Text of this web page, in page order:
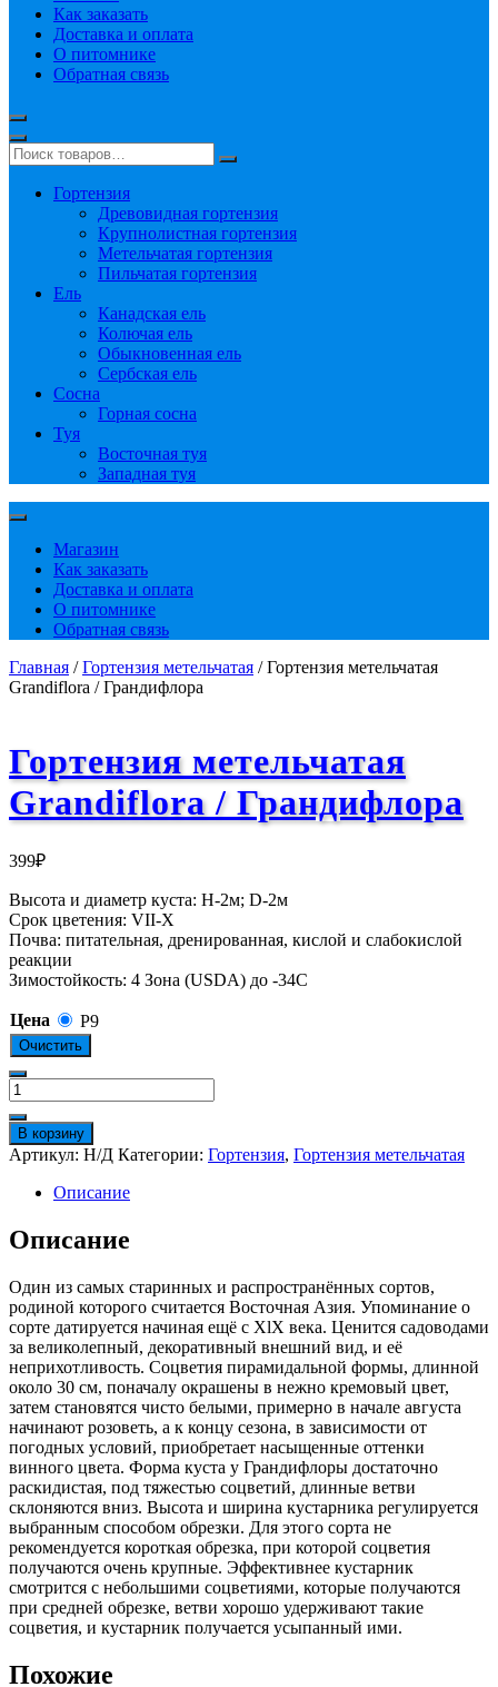
Как заказать
Доставка и оплата
О питомнике
Обратная связь
Гортензия
Древовидная гортензия
Крупнолистная гортензия
Метельчатая гортензия
Пильчатая гортензия
Ель
Канадская ель
Колючая ель
Обыкновенная ель
Сербская ель
Сосна
Горная сосна
Туя
Восточная туя
Западная туя
Магазин
Как заказать
Доставка и оплата
О питомнике
Обратная связь
Главная /Гортензия метельчатая / Гортензия метельчатая
Grandiflora / Грандифлора
Гортензия метельчатая
Grandiflora / Грандифлора
399₽
Высота и диаметр куста: Н-2м; D-2м
Срок цветения: VII-X
Почва: питательная, дренированная, кислой и слабокислой
реакции
Зимостойкость: 4 Зона (USDA) до -34С
Цена Р9
Очистить
Количество
товара
Гортензия
метельчатая
Grandiflora
Грандифлора
В корзину
Артикул: Н/Д Категории: Гортензия, Гортензия метельчатая
Описание
Описание
Один из самых старинных и распространённых сортов,
родиной которого считается Восточная Азия. Упоминание о
сорте датируется начиная ещё с XlX века. Ценится садоводами
за великолепный, декоративный внешний вид, и её
неприхотливость. Соцветия пирамидальной формы, длинной
около 30 см, поначалу окрашены в нежно кремовый цвет,
затем становятся чисто белыми, примерно в начале августа
начинают розоветь, а к концу сезона, в зависимости от
погодных условий, приобретает насыщенные оттенки
винного цвета. Форма куста у Грандифлоры достаточно
раскидистая, под тяжестью соцветий, длинные ветви
склоняются вниз. Высота и ширина кустарника регулируется
выбранным способом обрезки. Для этого сорта не
рекомендуется короткая обрезка, при которой соцветия
получаются очень крупные. Эффективнее кустарник
смотрится с небольшими соцветиями, которые получаются
при средней обрезке, ветви хорошо удерживают такие
соцветия, и кустарник получается усыпанный ими.
Похожие